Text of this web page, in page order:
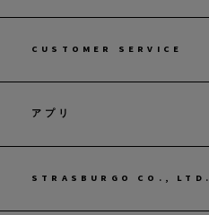
CUSTOMER SERVICE
アプリ
STRASBURGO CO., LTD.